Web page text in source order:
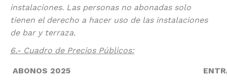
instalaciones. Las personas no abonadas solo
tienen el derecho a hacer uso de las instalaciones
de bar y terraza.
6.- Cuadro de Precios Públicos:
ABONOS 2025